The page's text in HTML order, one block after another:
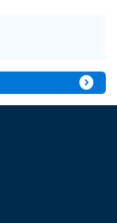
expand_circle_right